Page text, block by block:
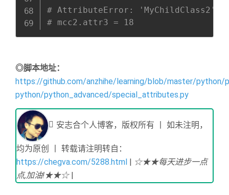
# AttributeError: 'MyChildClass2'
# mcc2.attr3 = 18
◎脚本地址：
https://github.com/anzhihe/learning/blob/master/python/
python/python_advanced/special_attributes.py
安志合个人博客，版权所有 丨 如未注明，
均为原创 丨 转载请注明转自：
https://chegva.com/5288.html | ☆★★每天进步一点
点,加油!★★☆|